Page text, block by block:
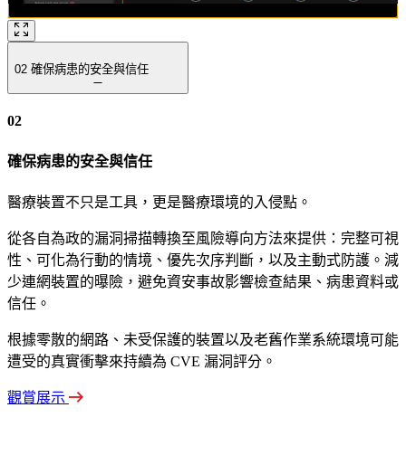
02 確保病患的安全與信任
02
確保病患的安全與信任
醫療裝置不只是工具，更是醫療環境的入侵點。
從各自為政的漏洞掃描轉換至風險導向方法來提供：完整可視
性、可化為行動的情境、優先次序判斷，以及主動式防護。減
少連網裝置的曝險，避免資安事故影響檢查結果、病患資料或
信任。
根據零散的網路、未受保護的裝置以及老舊作業系統環境可能
遭受的真實衝擊來持續為 CVE 漏洞評分。
觀賞展示